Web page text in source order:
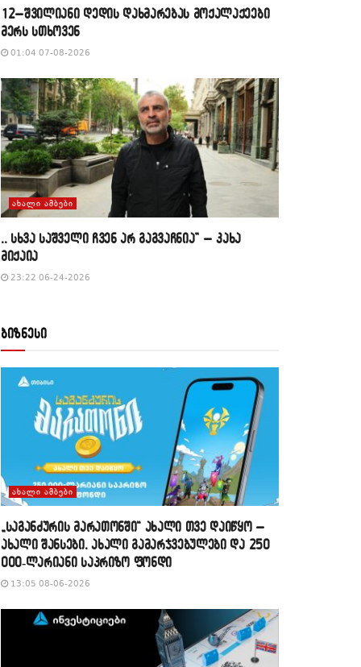
12–შვილიანი დედის დახმარებას მოქალაქეები
მერს სთხოვენ
01:04 07-08-2026
ᲐᲮᲐᲚᲘ ᲐᲛᲑᲔᲑᲘ
,, სხვა საშველი ჩვენ არ გაგვაჩნია” – კახა
მიქაია
23:22 06-24-2026
ბიზნესი
ᲐᲮᲐᲚᲘ ᲐᲛᲑᲔᲑᲘ
„საგანძურის მარათონში“ ახალი თვე დაიწყო –
ახალი შანსები, ახალი გამარჯვებულები და 250
000-ლარიანი საპრიზო ფონდი
13:05 08-06-2026